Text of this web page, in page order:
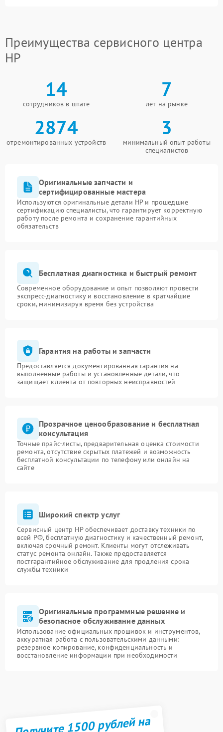
Преимущества сервисного центра
HP
14
сотрудников в штате
7
лет на рынке
2874
отремонтированных устройств
3
минимальный опыт работы
специалистов
Оригинальные запчасти и
сертифицированные мастера
Используются оригинальные детали HP и прошедшие
сертификацию специалисты, что гарантирует корректную
работу после ремонта и сохранение гарантийных
обязательств
Бесплатная диагностика и быстрый ремонт
Современное оборудование и опыт позволяют провести
экспресс-диагностику и восстановление в кратчайшие
сроки, минимизируя время без устройства
Гарантия на работы и запчасти
Предоставляется документированная гарантия на
выполненные работы и установленные детали, что
защищает клиента от повторных неисправностей
Прозрачное ценообразование и бесплатная
консультация
Точные прайс-листы, предварительная оценка стоимости
ремонта, отсутствие скрытых платежей и возможность
бесплатной консультации по телефону или онлайн на
сайте
Широкий спектр услуг
Сервисный центр HP обеспечивает доставку техники по
всей РФ, бесплатную диагностику и качественный ремонт,
включая срочный ремонт. Клиенты могут отслеживать
статус ремонта онлайн. Также предоставляется
постгарантийное обслуживание для продления срока
службы техники
Оригинальные программные решение и
безопасное обслуживание данных
Использование официальных прошивок и инструментов,
аккуратная работа с пользовательскими данными:
резервное копирование, конфиденциальность и
восстановление информации при необходимости